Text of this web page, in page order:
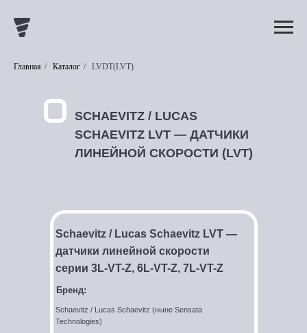
Главная / Каталог / LVDT(LVT)
SCHAEVITZ / LUCAS
SCHAEVITZ LVT — ДАТЧИКИ
ЛИНЕЙНОЙ СКОРОСТИ (LVT)
Schaevitz / Lucas Schaevitz LVT —
датчики линейной скорости
серии 3L-VT-Z, 6L-VT-Z, 7L-VT-Z
Бренд:
Schaevitz / Lucas Schaevitz (ныне Sensata
Technologies)